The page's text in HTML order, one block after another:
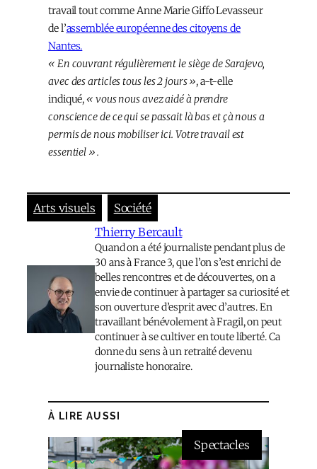
travail tout comme Anne Marie Giffo Levasseur
de l’assemblée européenne des citoyens de
Nantes.
« En couvrant régulièrement le siège de Sarajevo,
avec des articles tous les 2 jours », a-t-elle
indiqué,« vous nous avez aidé à prendre
conscience de ce qui se passait là bas et çà nous a
permis de nous mobiliser ici. Votre travail est
essentiel ».
Arts visuels
Société
Thierry Bercault
Quand on a été journaliste pendant plus de
30 ans à France 3, que l’on s’est enrichi de
belles rencontres et de découvertes, on a
envie de continuer à partager sa curiosité et
son ouverture d’esprit avec d’autres. En
travaillant bénévolement à Fragil, on peut
continuer à se cultiver en toute liberté. Ca
donne du sens à un retraité devenu
journaliste honoraire.
À LIRE AUSSI
Spectacles